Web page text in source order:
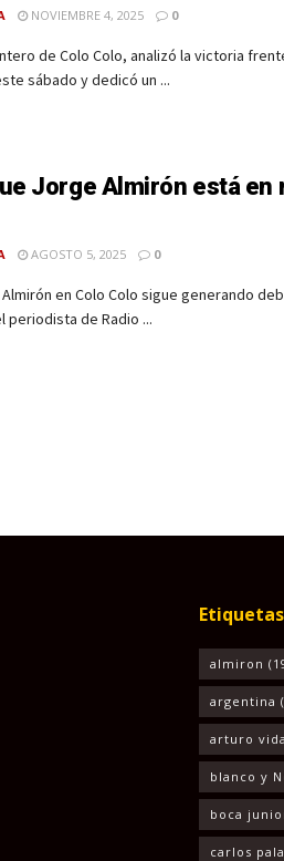
NOVIEMBRE 4, 2025 0
de Colo Colo, analizó la victoria
sábado y dedicó un ...
Jorge Almirón está en
AGOSTO 5, 2025 0
en Colo Colo sigue generando
periodista de Radio ...
Etiquetas
almiron
argentina
arturo
blanco y
boca
carlos